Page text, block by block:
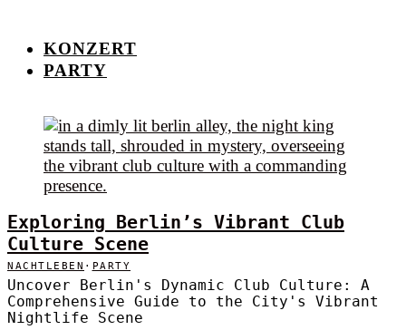
KONZERT
PARTY
Exploring Berlin’s Vibrant Club
Culture Scene
NACHTLEBEN · PARTY
Uncover Berlin's Dynamic Club Culture: A
Comprehensive Guide to the City's Vibrant
Nightlife Scene